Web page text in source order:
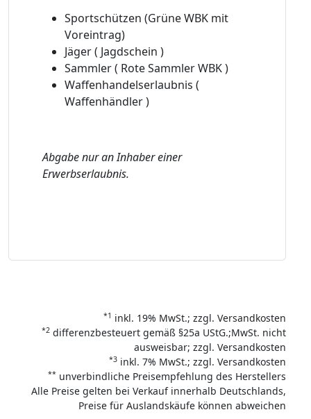
Sportschützen (Grüne WBK mit
Voreintrag)
Jäger ( Jagdschein )
Sammler ( Rote Sammler WBK )
Waffenhandelserlaubnis (
Waffenhändler )
Abgabe nur an Inhaber einer
Erwerbserlaubnis.
*1 inkl. 19% MwSt.; zzgl. Versandkosten
*2 differenzbesteuert gemäß §25a UStG.;MwSt. nicht
ausweisbar; zzgl. Versandkosten
*3 inkl. 7% MwSt.; zzgl. Versandkosten
** unverbindliche Preisempfehlung des Herstellers
Alle Preise gelten bei Verkauf innerhalb Deutschlands,
Preise für Auslandskäufe können abweichen